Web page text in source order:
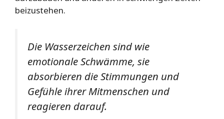
beizustehen.
Die Wasserzeichen sind wie
emotionale Schwämme, sie
absorbieren die Stimmungen und
Gefühle ihrer Mitmenschen und
reagieren darauf.